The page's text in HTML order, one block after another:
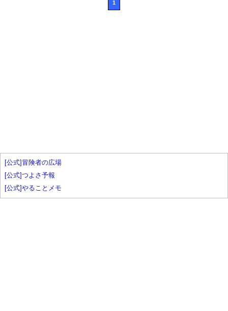
1
[公式]冒険者の広場
[公式]つよさ予報
[公式]やることメモ